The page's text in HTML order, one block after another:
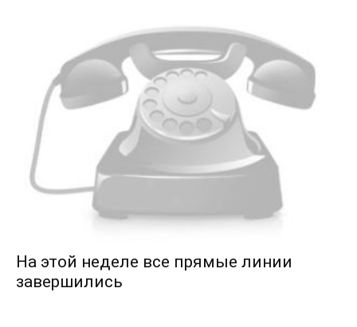
На этой неделе все прямые линии
завершились